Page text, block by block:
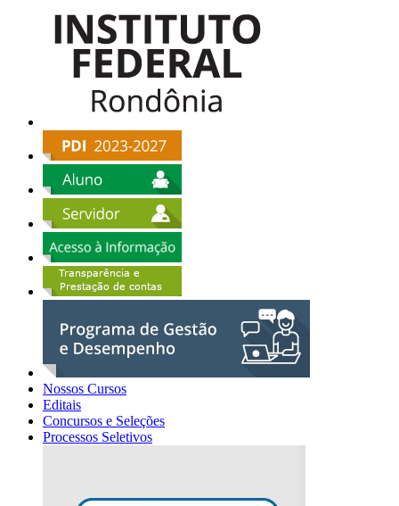
Nossos Cursos
Editais
Concursos e Seleções
Processos Seletivos